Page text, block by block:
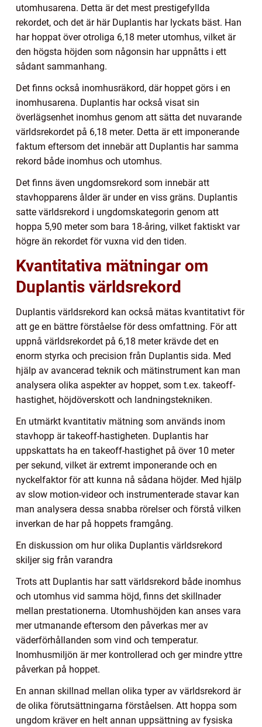
utomhusarena. Detta är det mest prestigefyllda
rekordet, och det är här Duplantis har lyckats bäst. Han
har hoppat över otroliga 6,18 meter utomhus, vilket är
den högsta höjden som någonsin har uppnåtts i ett
sådant sammanhang.
Det finns också inomhusräkord, där hoppet görs i en
inomhusarena. Duplantis har också visat sin
överlägsenhet inomhus genom att sätta det nuvarande
världsrekordet på 6,18 meter. Detta är ett imponerande
faktum eftersom det innebär att Duplantis har samma
rekord både inomhus och utomhus.
Det finns även ungdomsrekord som innebär att
stavhopparens ålder är under en viss gräns. Duplantis
satte världsrekord i ungdomskategorin genom att
hoppa 5,90 meter som bara 18-åring, vilket faktiskt var
högre än rekordet för vuxna vid den tiden.
Kvantitativa mätningar om
Duplantis världsrekord
Duplantis världsrekord kan också mätas kvantitativt för
att ge en bättre förståelse för dess omfattning. För att
uppnå världsrekordet på 6,18 meter krävde det en
enorm styrka och precision från Duplantis sida. Med
hjälp av avancerad teknik och mätinstrument kan man
analysera olika aspekter av hoppet, som t.ex. takeoff-
hastighet, höjdöverskott och landningstekniken.
En utmärkt kvantitativ mätning som används inom
stavhopp är takeoff-hastigheten. Duplantis har
uppskattats ha en takeoff-hastighet på över 10 meter
per sekund, vilket är extremt imponerande och en
nyckelfaktor för att kunna nå sådana höjder. Med hjälp
av slow motion-videor och instrumenterade stavar kan
man analysera dessa snabba rörelser och förstå vilken
inverkan de har på hoppets framgång.
En diskussion om hur olika Duplantis världsrekord
skiljer sig från varandra
Trots att Duplantis har satt världsrekord både inomhus
och utomhus vid samma höjd, finns det skillnader
mellan prestationerna. Utomhushöjden kan anses vara
mer utmanande eftersom den påverkas mer av
väderförhållanden som vind och temperatur.
Inomhusmiljön är mer kontrollerad och ger mindre yttre
påverkan på hoppet.
En annan skillnad mellan olika typer av världsrekord är
de olika förutsättningarna förståelsen. Att hoppa som
ungdom kräver en helt annan uppsättning av fysiska